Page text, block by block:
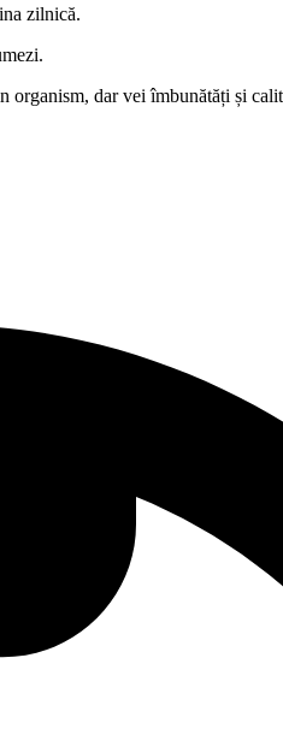
zilnică.
dar vei îmbunătăți și